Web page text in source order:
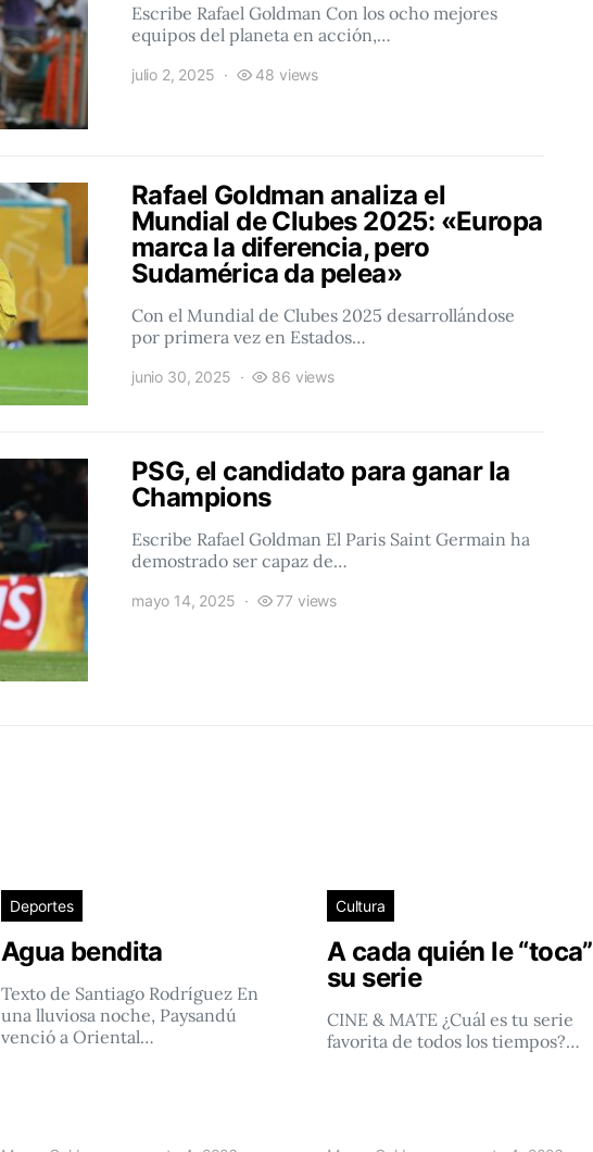
Escribe Rafael Goldman Con los ocho mejores
equipos del planeta en acción,…
julio 2, 2025 48 views
Rafael Goldman analiza el
Mundial de Clubes 2025: «Europa
marca la diferencia, pero
Sudamérica da pelea»
Con el Mundial de Clubes 2025 desarrollándose
por primera vez en Estados…
junio 30, 2025 86 views
PSG, el candidato para ganar la
Champions
Escribe Rafael Goldman El Paris Saint Germain ha
demostrado ser capaz de…
mayo 14, 2025 77 views
Deportes
Agua bendita
Texto de Santiago Rodríguez En
una lluviosa noche, Paysandú
venció a Oriental…
Cultura
A cada quién le “toca”
su serie
CINE & MATE ¿Cuál es tu serie
favorita de todos los tiempos?…